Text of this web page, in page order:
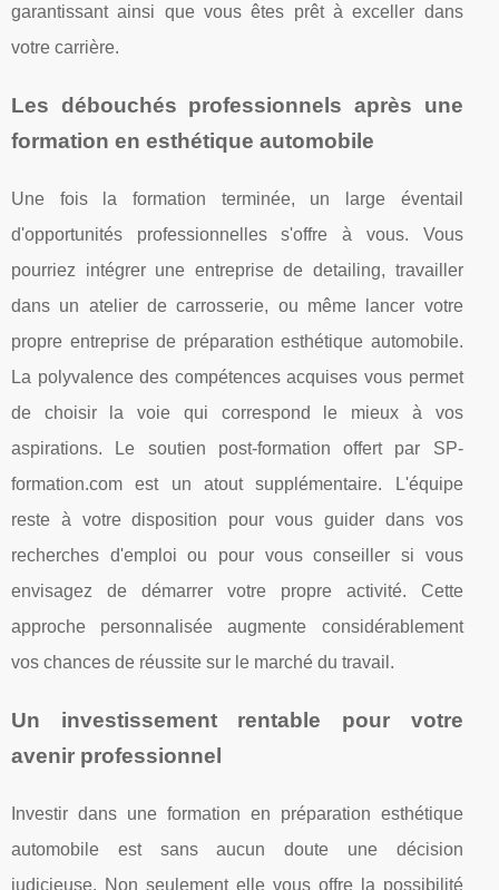
garantissant ainsi que vous êtes prêt à exceller dans
votre carrière.
Les débouchés professionnels après une
formation en esthétique automobile
Une fois la formation terminée, un large éventail
d'opportunités professionnelles s'offre à vous. Vous
pourriez intégrer une entreprise de detailing, travailler
dans un atelier de carrosserie, ou même lancer votre
propre entreprise de préparation esthétique automobile.
La polyvalence des compétences acquises vous permet
de choisir la voie qui correspond le mieux à vos
aspirations. Le soutien post-formation offert par SP-
formation.com est un atout supplémentaire. L'équipe
reste à votre disposition pour vous guider dans vos
recherches d'emploi ou pour vous conseiller si vous
envisagez de démarrer votre propre activité. Cette
approche personnalisée augmente considérablement
vos chances de réussite sur le marché du travail.
Un investissement rentable pour votre
avenir professionnel
Investir dans une formation en préparation esthétique
automobile est sans aucun doute une décision
judicieuse. Non seulement elle vous offre la possibilité